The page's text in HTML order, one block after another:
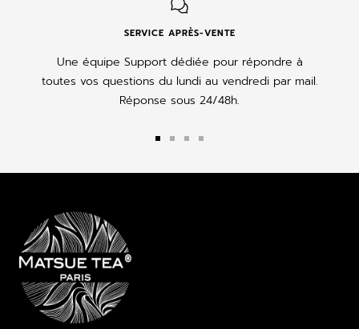
SERVICE APRÈS-VENTE
Une équipe Support dédiée pour répondre à
toutes vos questions du lundi au vendredi par mail.
Réponse sous 24/48h.